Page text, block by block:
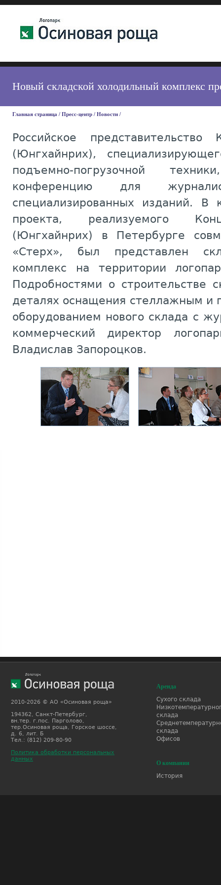
Новый складской холодильный комплекс
Главная страница / Пресс-центр / Новости /
Российское представительство
(Юнгхайнрих),
подъемно-погрузочной
конференцию для
специализированных изданий. В
проекта, реализуемого
(Юнгхайнрих) в Петербурге
«Стерх», был представлен
комплекс на территории
Подробностями о строительстве
деталях оснащения стеллажным и
оборудованием нового склада с
коммерческий директор
Владислав Запороцков.
2010-2026 © АО «Осиновая роща»
194362, Санкт-Петербург,
вн.тер. г.пос. Парголово,
тер.Осиновая роща, Горское шоссе,
д. 6, лит. Б
Тел.: (812) 209-80-90
Политика обработки персональных
данных
Аренда
Сухого склада
склада
склада
Офисов
О компании
История